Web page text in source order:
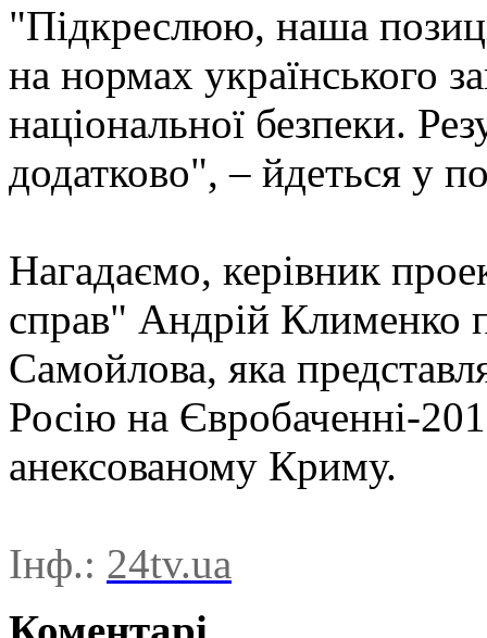
"Підкреслюю, наша
на нормах українського
національної безпеки.
додатково", – йдеться у
Нагадаємо, керівник
справ" Андрій Клименко
Самойлова, яка
Росію на Євробаченні-
анексованому Криму.
Інф.: 24tv.ua